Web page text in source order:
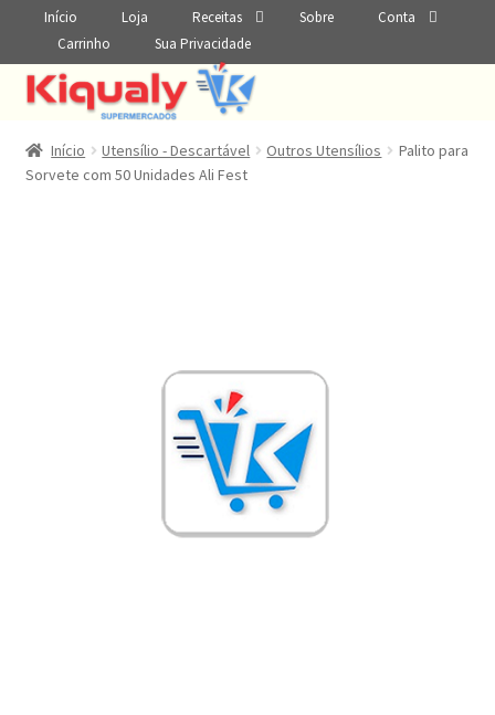
Início Loja Receitas Sobre
Conta
Carrinho
Sua Privacidade
Início Utensílio - Descartável Outros Utensílios
Palito para
Sorvete com 50 Unidades Ali Fest